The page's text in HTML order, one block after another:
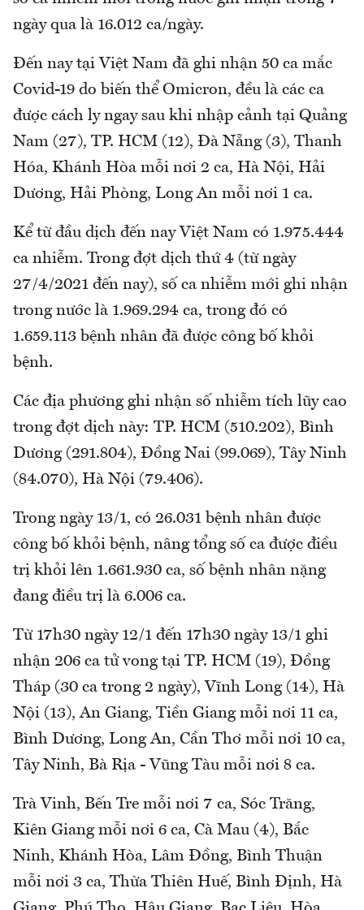
ngày qua là 16.012 ca/ngày.
Đến nay tại Việt Nam đã ghi nhận 50 ca mắc
Covid-19 do biến thể Omicron, đều là các ca
được cách ly ngay sau khi nhập cảnh tại Quảng
Nam (27), TP. HCM (12), Đà Nẵng (3), Thanh
Hóa, Khánh Hòa mỗi nơi 2 ca, Hà Nội, Hải
Dương, Hải Phòng, Long An mỗi nơi 1 ca.
Kể từ đầu dịch đến nay Việt Nam có 1.975.444
ca nhiễm. Trong đợt dịch thứ 4 (từ ngày
27/4/2021 đến nay), số ca nhiễm mới ghi nhận
trong nước là 1.969.294 ca, trong đó có
1.659.113 bệnh nhân đã được công bố khỏi
bệnh.
Các địa phương ghi nhận số nhiễm tích lũy cao
trong đợt dịch này: TP. HCM (510.202), Bình
Dương (291.804), Đồng Nai (99.069), Tây Ninh
(84.070), Hà Nội (79.406).
Trong ngày 13/1, có 26.031 bệnh nhân được
công bố khỏi bệnh, nâng tổng số ca được điều
trị khỏi lên 1.661.930 ca, số bệnh nhân nặng
đang điều trị là 6.006 ca.
Từ 17h30 ngày 12/1 đến 17h30 ngày 13/1 ghi
nhận 206 ca tử vong tại TP. HCM (19), Đồng
Tháp (30 ca trong 2 ngày), Vĩnh Long (14), Hà
Nội (13), An Giang, Tiền Giang mỗi nơi 11 ca,
Bình Dương, Long An, Cần Thơ mỗi nơi 10 ca,
Tây Ninh, Bà Rịa - Vũng Tàu mỗi nơi 8 ca.
Trà Vinh, Bến Tre mỗi nơi 7 ca, Sóc Trăng,
Kiên Giang mỗi nơi 6 ca, Cà Mau (4), Bắc
Ninh, Khánh Hòa, Lâm Đồng, Bình Thuận
mỗi nơi 3 ca, Thừa Thiên Huế, Bình Định, Hà